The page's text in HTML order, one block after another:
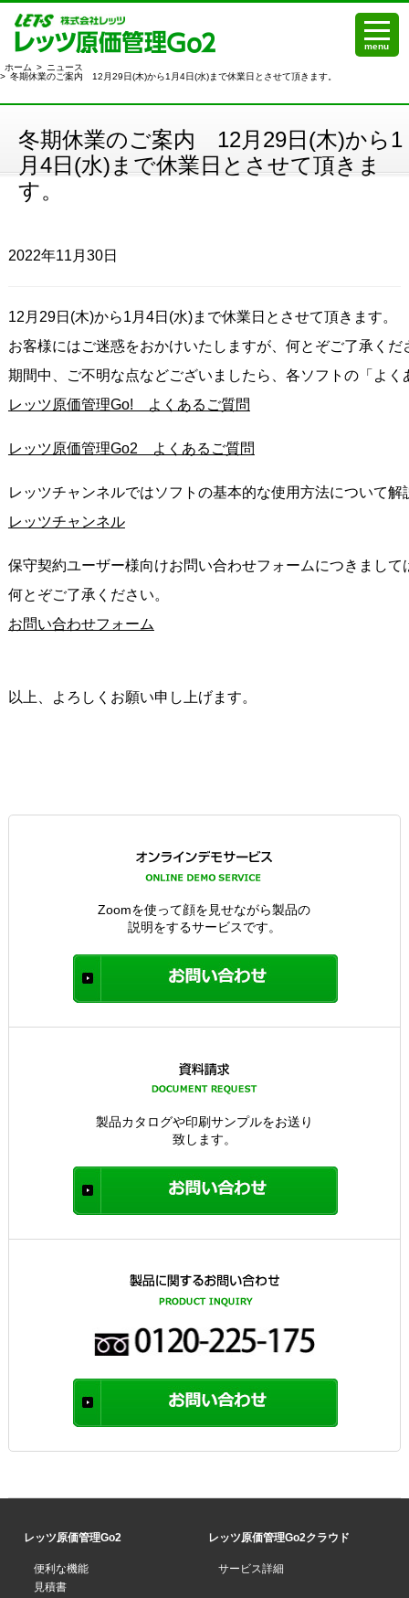
menu
ホーム >
ニュース
> 冬期休業のご案内 12月29日(木)から1月4日(水)まで休業日とさせて頂きます。
冬期休業のご案内 12月29日(木)から1
月4日(水)まで休業日とさせて頂きま
す。
2022年11月30日
12月29日(木)から1月4日(水)まで休業日とさせて頂きます。
お客様にはご迷惑をおかけいたしますが、何とぞご了承くだ
期間中、ご不明な点などございましたら、各ソフトの「よ
レッツ原価管理Go!　よくあるご質問
レッツ原価管理Go2　よくあるご質問
レッツチャンネルではソフトの基本的な使用方法について解
レッツチャンネル
保守契約ユーザー様向けお問い合わせフォームにつきまし
何とぞご了承ください。
お問い合わせフォーム
以上、よろしくお願い申し上げます。
Zoomを使って顔を見せながら製品の
説明をするサービスです。
製品カタログや印刷サンプルをお送り
致します。
レッツ原価管理Go2
便利な機能
見積書
レッツ原価管理Go2クラウド
サービス詳細